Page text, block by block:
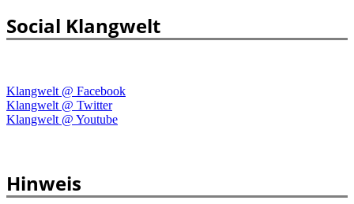
Social Klangwelt
Klangwelt @ Facebook
Klangwelt @ Twitter
Klangwelt @ Youtube
Hinweis